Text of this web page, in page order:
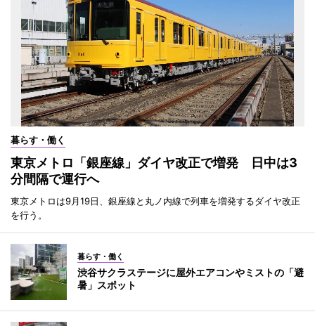
暮らす・働く
東京メトロ「銀座線」ダイヤ改正で増発 日中は3
分間隔で運行へ
東京メトロは9月19日、銀座線と丸ノ内線で列車を増発するダイヤ改正
を行う。
暮らす・働く
渋谷サクラステージに屋外エアコンやミストの「避
暑」スポット